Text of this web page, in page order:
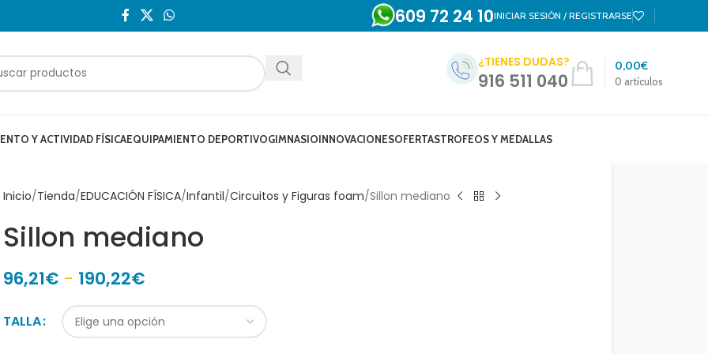
609 72 24 10INICIAR SESIÓN / REGISTRARSE
¿TIENES DUDAS?
916 511 040 0 artículos
0,00€
Y ACTIVIDAD FÍSICAEQUIPAMIENTO DEPORTIVOGIMNASIOINNOVACIONESOFERTASTROFEOS Y MEDALLAS
Inicio Tienda EDUCACIÓN FÍSICA Infantil Circuitos y Figuras foam Sillon mediano
Sillon mediano
96,21€ - 190,22€
TALLA